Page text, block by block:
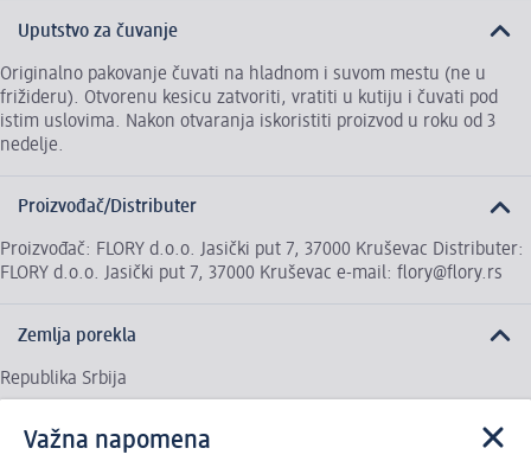
Uputstvo za čuvanje
Originalno pakovanje čuvati na hladnom i suvom mestu (ne u
frižideru). Otvorenu kesicu zatvoriti, vratiti u kutiju i čuvati pod
istim uslovima. Nakon otvaranja iskoristiti proizvod u roku od 3
nedelje.
Proizvođač/Distributer
Proizvođač: FLORY d.o.o. Jasički put 7, 37000 Kruševac Distributer:
FLORY d.o.o. Jasički put 7, 37000 Kruševac e-mail: flory@flory.rs
Zemlja porekla
Republika Srbija
Važna napomena